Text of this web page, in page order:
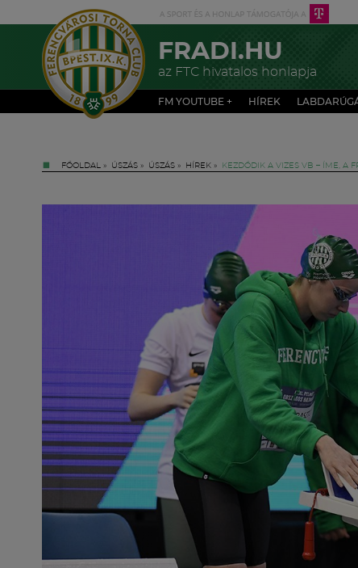
FRADI.HU
az FTC hivatalos honlapja
FM YOUTUBE + HÍREK
FŐOLDAL » ÚSZÁS » ÚSZÁS » HÍREK » KEZDŐDIK A VIZES VB – ÍME, A